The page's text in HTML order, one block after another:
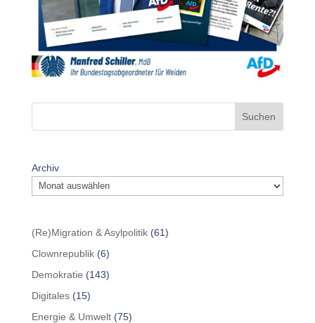
Suchen
Archiv
(Re)Migration & Asylpolitik(61)
Clownrepublik(6)
Demokratie (143)
Digitales(15)
Energie & Umwelt(75)